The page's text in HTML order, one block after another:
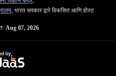
, भारत सरकार द्वारे विकसित आणि होस्ट
Aug 07, 2026